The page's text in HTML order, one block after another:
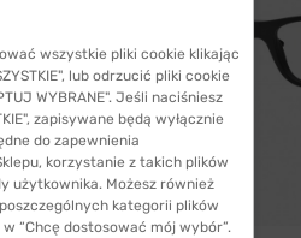
wszystkie pliki cookie klikając
lub odrzucić pliki cookie
WYBRANE". Jeśli naciśniesz
zapisywane będą wyłącznie
do zapewnienia
korzystanie z takich plików
użytkownika. Możesz również
kategorii plików
“Chcę dostosować mój wybór”.